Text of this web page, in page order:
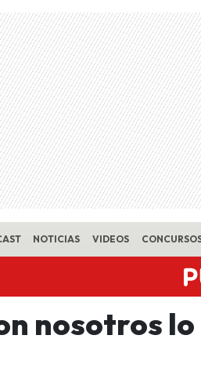
NOTICIAS VIDEOS
nosotros